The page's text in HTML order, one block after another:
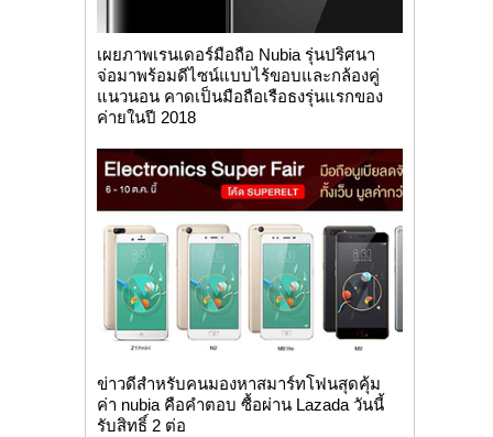
เผยภาพเรนเดอร์มือถือ Nubia รุ่นปริศนา
จ่อมาพร้อมดีไซน์แบบไร้ขอบและกล้องคู่
แนวนอน คาดเป็นมือถือเรือธงรุ่นแรกของ
ค่ายในปี 2018
ข่าวดีสำหรับคนมองหาสมาร์ทโฟนสุดคุ้ม
ค่า nubia คือคำตอบ ซื้อผ่าน Lazada วันนี้
รับสิทธิ์ 2 ต่อ